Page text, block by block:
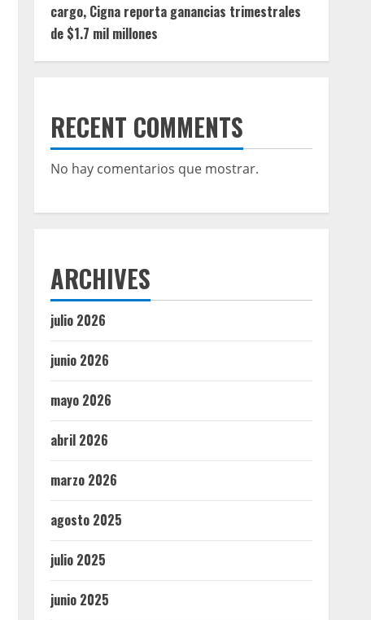
cargo, Cigna reporta ganancias trimestrales
de $1.7 mil millones
RECENT COMMENTS
No hay comentarios que mostrar.
ARCHIVES
julio 2026
junio 2026
mayo 2026
abril 2026
marzo 2026
agosto 2025
julio 2025
junio 2025